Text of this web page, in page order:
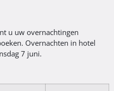
u uw overnachtingen
Overnachten in hotel
7 juni.